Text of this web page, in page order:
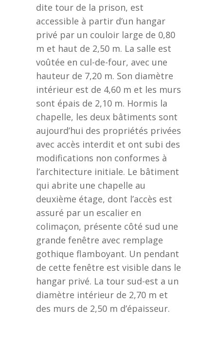
dite tour de la prison, est
accessible à partir d’un hangar
privé par un couloir large de 0,80
m et haut de 2,50 m. La salle est
voûtée en cul-de-four, avec une
hauteur de 7,20 m. Son diamètre
intérieur est de 4,60 m et les murs
sont épais de 2,10 m. Hormis la
chapelle, les deux bâtiments sont
aujourd’hui des propriétés privées
avec accès interdit et ont subi des
modifications non conformes à
l’architecture initiale. Le bâtiment
qui abrite une chapelle au
deuxième étage, dont l’accès est
assuré par un escalier en
colimaçon, présente côté sud une
grande fenêtre avec remplage
gothique flamboyant. Un pendant
de cette fenêtre est visible dans le
hangar privé. La tour sud-est a un
diamètre intérieur de 2,70 m et
des murs de 2,50 m d’épaisseur.